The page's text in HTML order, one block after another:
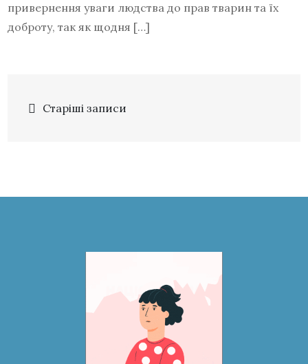
привернення уваги людства до прав тварин та їх
доброту, так як щодня […]
Старіші записи